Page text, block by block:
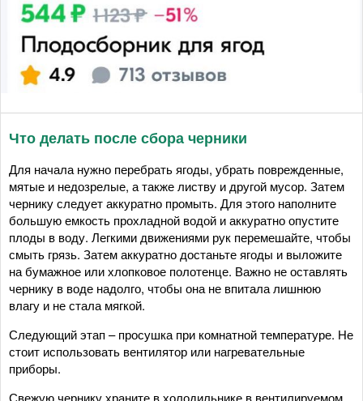
Что делать после сбора черники
Для начала нужно перебрать ягоды, убрать поврежденные,
мятые и недозрелые, а также листву и другой мусор. Затем
чернику следует аккуратно промыть. Для этого наполните
большую емкость прохладной водой и аккуратно опустите
плоды в воду. Легкими движениями рук перемешайте, чтобы
смыть грязь. Затем аккуратно достаньте ягоды и выложите
на бумажное или хлопковое полотенце. Важно не оставлять
чернику в воде надолго, чтобы она не впитала лишнюю
влагу и не стала мягкой.
Следующий этап – просушка при комнатной температуре. Не
стоит использовать вентилятор или нагревательные
приборы.
Свежую чернику храните в холодильнике в вентилируемом